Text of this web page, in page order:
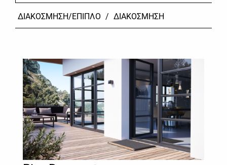
ΔΙΑΚΟΣΜΗΣΗ/ΕΠΙΠΛΟ / ΔΙΑΚΟΣΜΗΣΗ